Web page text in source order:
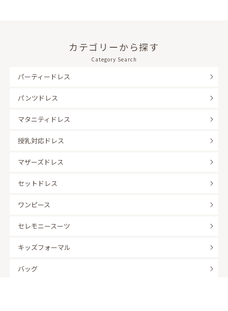
カテゴリーから探す
Category Search
パーティードレス
パンツドレス
マタニティドレス
授乳対応ドレス
マザーズドレス
セットドレス
ワンピース
セレモニースーツ
キッズフォーマル
バッグ